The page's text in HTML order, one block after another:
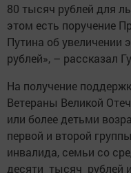
80 тысяч рублей для
этом есть поручение
Путина об
рублей», – рассказал
На получение
Ветераны Великой
или более детьми
первой и второй
инвалида, семьи со
десяти тысяч рублей